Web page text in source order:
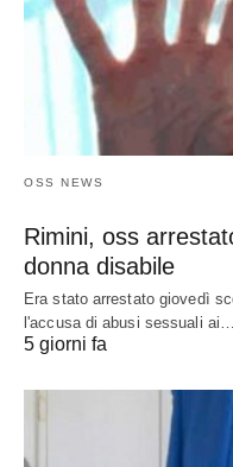
OSS NEWS
Rimini, oss
donna disabile
Era stato arrestato giovedì
l'accusa di abusi sessuali ai…
5 giorni fa